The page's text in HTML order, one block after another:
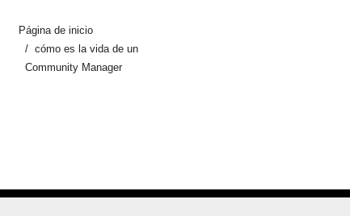
Página de inicio
cómo es la vida de un
Community Manager